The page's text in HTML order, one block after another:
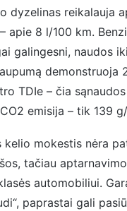
dyzelinas reikalauja
apie 8 l/100 km.
galingesni, naudos
demonstruoja
TDIe – čia
emisija – tik 139
kelio mokestis nėra
tačiau
automobiliui.
paprastai gali